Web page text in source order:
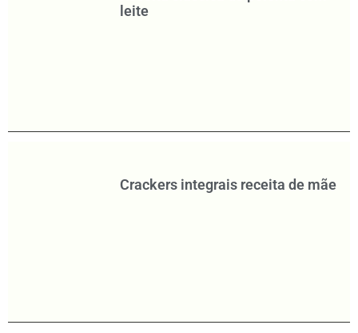
leite
Crackers integrais receita de mãe